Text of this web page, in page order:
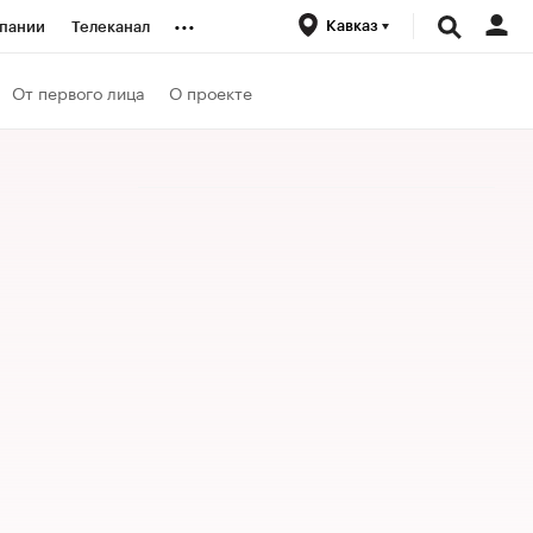
Телеканал ... Кавказ
От первого лица О проекте